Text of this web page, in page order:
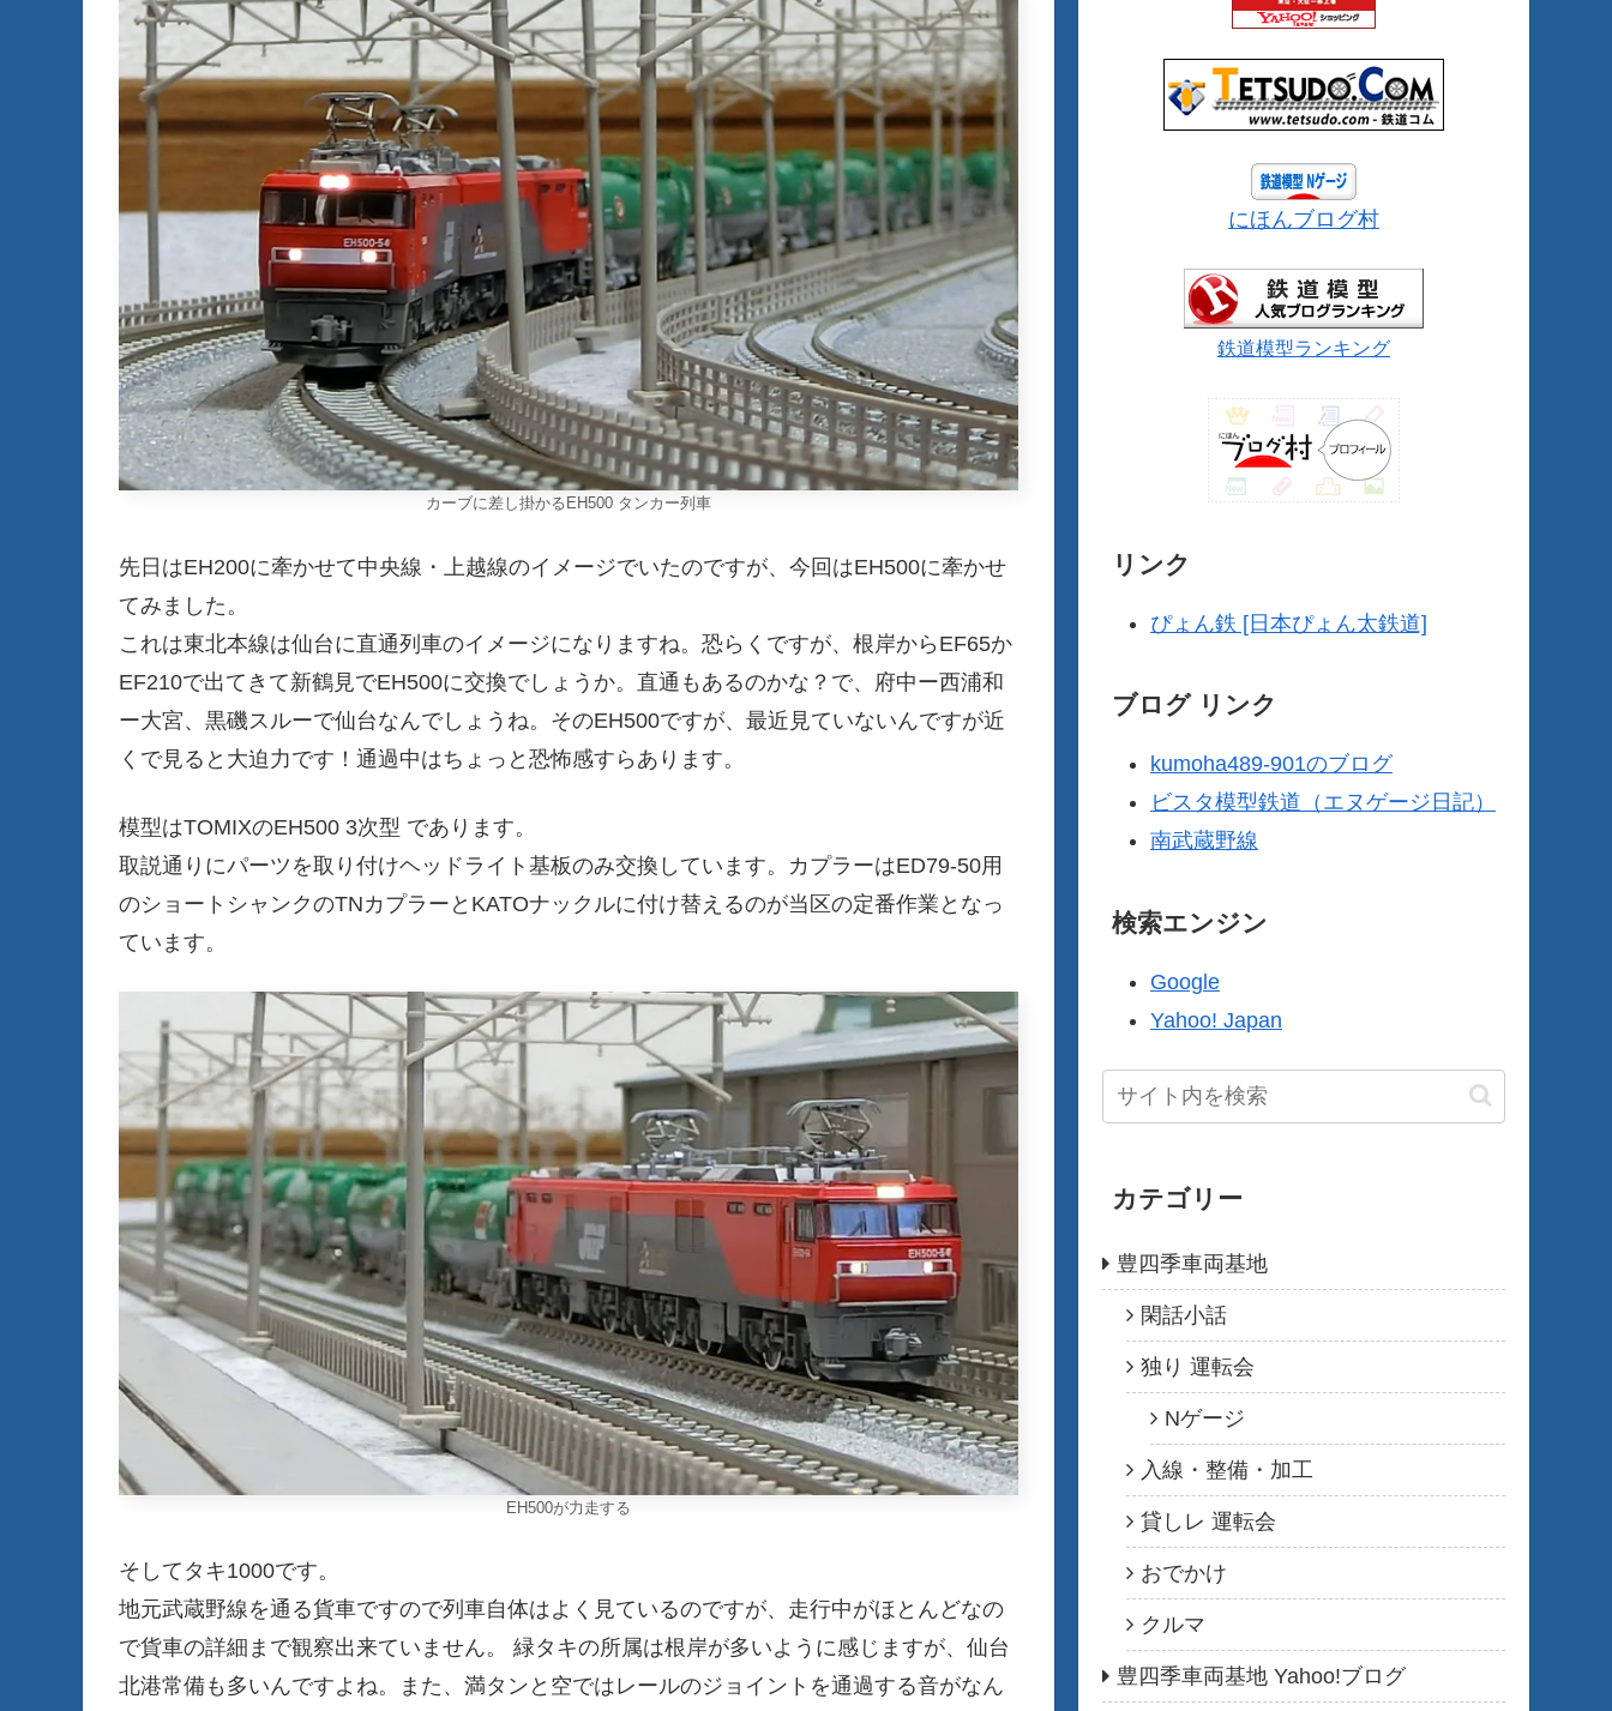
カーブに差し掛かるEH500 タンカー列車
先日はEH200に牽かせて中央線・上越線のイメージでいたのですが、今回はEH500に牽かせ
てみました。
これは東北本線は仙台に直通列車のイメージになりますね。恐らくですが、根岸からEF65か
EF210で出てきて新鶴見でEH500に交換でしょうか。直通もあるのかな？で、府中ー西浦和
ー大宮、黒磯スルーで仙台なんでしょうね。そのEH500ですが、最近見ていないんですが近
くで見ると大迫力です！通過中はちょっと恐怖感すらあります。
模型はTOMIXのEH500 3次型 であります。
取説通りにパーツを取り付けヘッドライト基板のみ交換しています。カプラーはED79-50用
のショートシャンクのTNカプラーとKATOナックルに付け替えるのが当区の定番作業となっ
ています。
EH500が力走する
そしてタキ1000です。
地元武蔵野線を通る貨車ですので列車自体はよく見ているのですが、走行中がほとんどなの
で貨車の詳細まで観察出来ていません。 緑タキの所属は根岸が多いように感じますが、仙台
北港常備も多いんですよね。また、満タンと空ではレールのジョイントを通過する音がなん
にほんブログ村
鉄道模型ランキング
リンク
ぴょん鉄 [日本ぴょん太鉄道]
ブログ リンク
kumoha489-901のブログ
ビスタ模型鉄道（エヌゲージ日記）
南武蔵野線
検索エンジン
Google
Yahoo! Japan
カテゴリー
豊四季車両基地
閑話小話
独り 運転会
Nゲージ
入線・整備・加工
貸しレ 運転会
おでかけ
クルマ
豊四季車両基地 Yahoo!ブログ